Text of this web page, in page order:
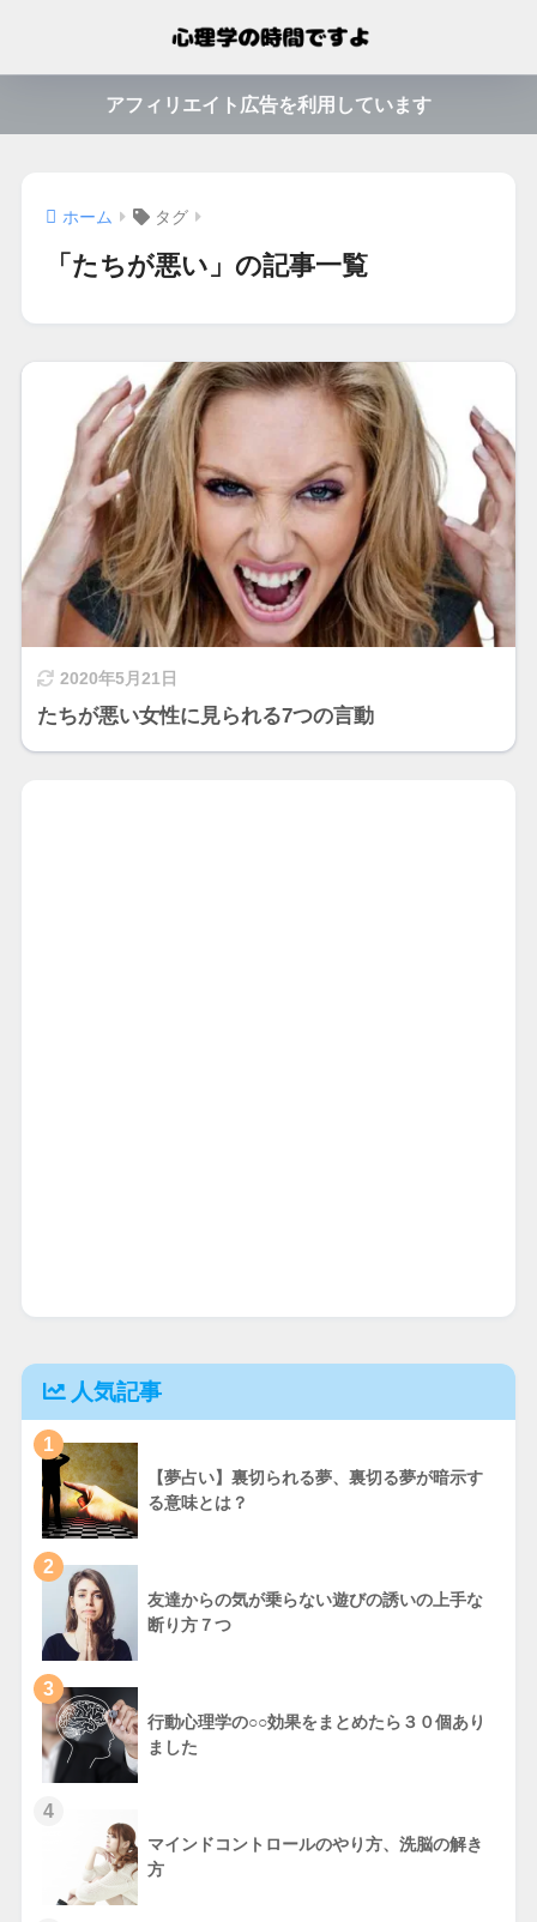
アフィリエイト広告を利用しています
ホーム タグ
「たちが悪い」の記事一覧
2020年5月21日
たちが悪い女性に見られる7つの言動
人気記事
1
【夢占い】裏切られる夢、裏切る夢が暗示す
る意味とは？
2
友達からの気が乗らない遊びの誘いの上手な
断り方７つ
3
行動心理学の○○効果をまとめたら３０個あり
ました
4
マインドコントロールのやり方、洗脳の解き
方